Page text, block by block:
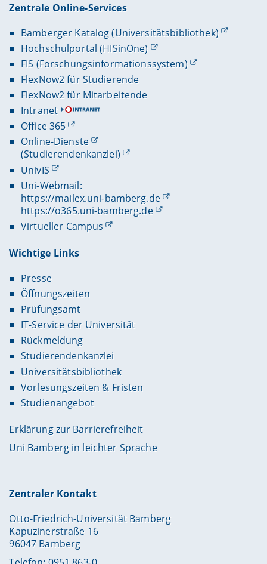
Zentrale Online-Services
Bamberger Katalog (Universitätsbibliothek)
Hochschulportal (HISinOne)
FIS (Forschungsinformationssystem)
FlexNow2 für Studierende
FlexNow2 für Mitarbeitende
Intranet
Office 365
Online-Dienste
(Studierendenkanzlei)
UnivIS
Uni-Webmail:
https://mailex.uni-bamberg.de
https://o365.uni-bamberg.de
Virtueller Campus
Wichtige Links
Presse
Öffnungszeiten
Prüfungsamt
IT-Service der Universität
Rückmeldung
Studierendenkanzlei
Universitätsbibliothek
Vorlesungszeiten & Fristen
Studienangebot
Erklärung zur Barrierefreiheit
Uni Bamberg in leichter Sprache
Zentraler Kontakt
Otto-Friedrich-Universität Bamberg
Kapuzinerstraße 16
96047 Bamberg